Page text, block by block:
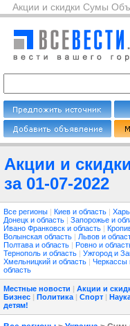
Акции и скидки Сумы
Акции и
за 01-07-2022
Все регионы | Киев и область |
Донецк и область | Запорожье и
Ивано Франковск и область |
Волынская область | Львов и
Полтава и область | Ровно и
Тернополь и область | Ужгород и
Хмельницкий и область | Черкассы
область
Местные новости | Акции и
Бизнес | Политика | Спорт |
детям!